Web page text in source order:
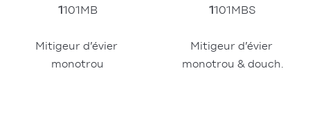
1101MB
Mitigeur d’évier
monotrou
1101MBS
Mitigeur d’évier
monotrou & douch.